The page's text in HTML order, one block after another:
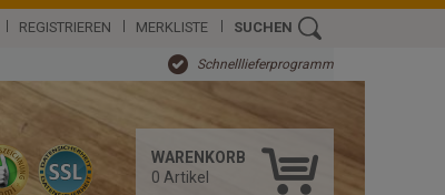
REGISTRIEREN MERKLISTE SUCHEN
Schnelllieferprogramm
WARENKORB
0 Artikel